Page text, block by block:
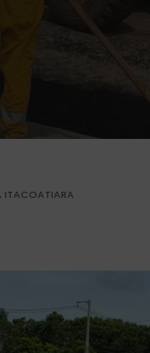
ITACOATIARA